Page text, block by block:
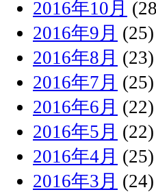
2016年10月
2016年9月 (25)
2016年8月 (23)
2016年7月 (25)
2016年6月 (22)
2016年5月 (22)
2016年4月 (25)
2016年3月 (24)